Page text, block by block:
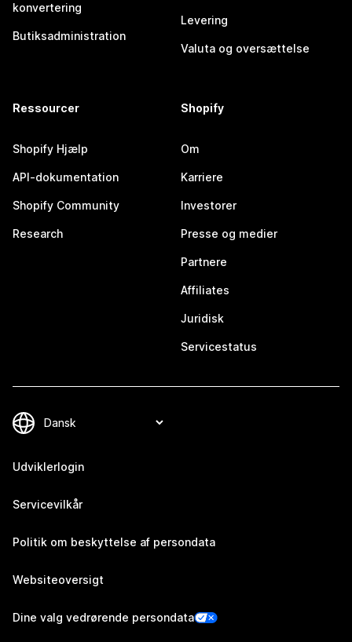
konvertering
Butiksadministration
Levering
Valuta og oversættelse
Ressourcer
Shopify Hjælp
API-dokumentation
Shopify Community
Research
Shopify
Om
Karriere
Investorer
Presse og medier
Partnere
Affiliates
Juridisk
Servicestatus
Udviklerlogin
Servicevilkår
Politik om beskyttelse af persondata
Websiteoversigt
Dine valg vedrørende persondata